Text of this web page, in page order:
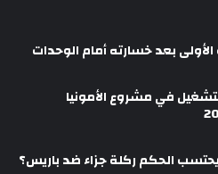
بعد خسارته أمام الوحدات
في مشروع الأمونيا
الحكم ركلة جزاء ضد باريس؟